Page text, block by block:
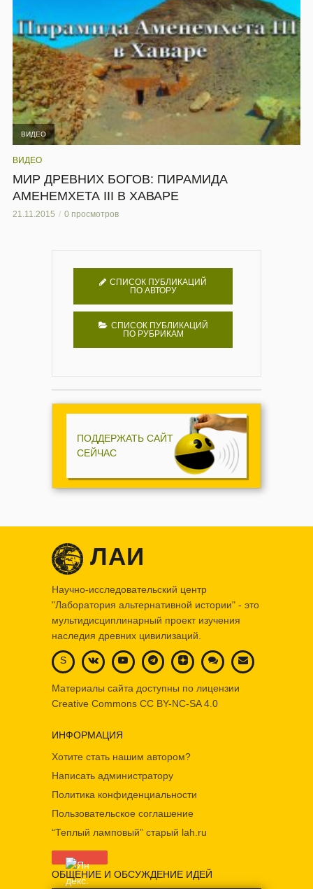
ВИДЕО
ВИДЕО
МИР ДРЕВНИХ БОГОВ: ПИРАМИДА
АМЕНЕМХЕТА III В ХАВАРЕ
21.11.2015 0 просмотров
СПИСОК ПУБЛИКАЦИЙ
ПО АВТОРУ
СПИСОК ПУБЛИКАЦИЙ
ПО РУБРИКАМ
ПОДДЕРЖАТЬ САЙТ
СЕЙЧАС
ЛАИ
Научно-исследовательский центр
"Лаборатория альтернативной истории" - это
мультидисциплинарный проект изучения
наследия древних цивилизаций.
S
Материалы сайта доступны по лицензии
Creative Commons CC BY-NC-SA 4.0
ИНФОРМАЦИЯ
Хотите стать нашим автором?
Написать администратору
Политика конфиденциальности
Пользовательское соглашение
“Теплый ламповый” старый lah.ru
ОБЩЕНИЕ И ОБСУЖДЕНИЕ ИДЕЙ